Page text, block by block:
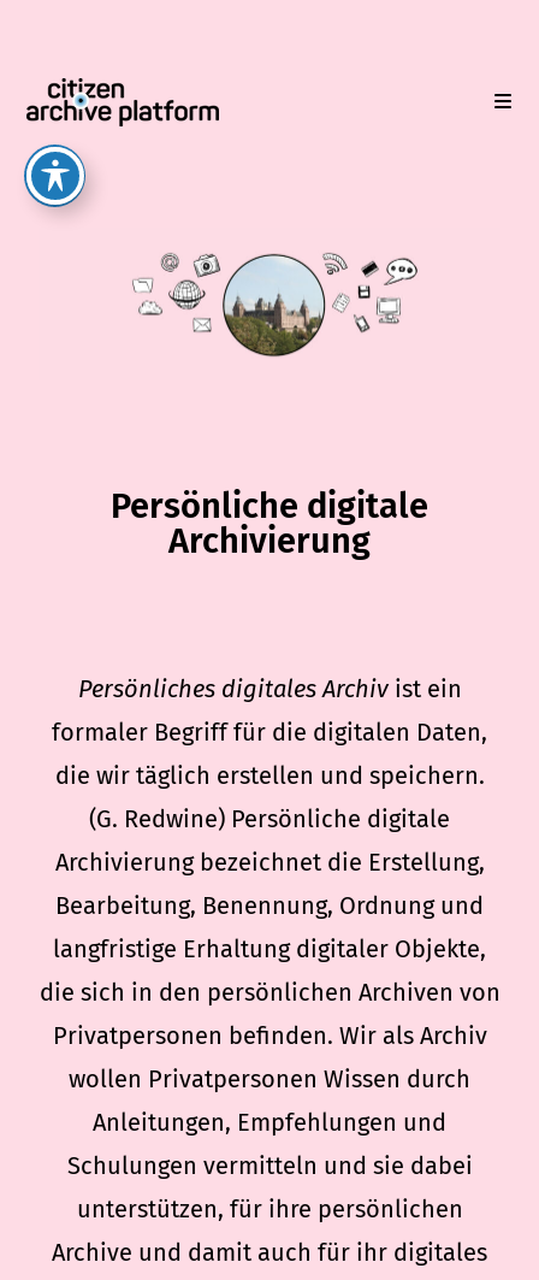
Persönliche digitale
Archivierung
Persönliches digitales Archivist ein
formaler Begriff für die digitalen Daten,
die wir täglich erstellen und speichern.
(G. Redwine) Persönliche digitale
Archivierung bezeichnet die Erstellung,
Bearbeitung, Benennung, Ordnung und
langfristige Erhaltung digitaler Objekte,
die sich in den persönlichen Archiven von
Privatpersonen befinden. Wir als Archiv
wollen Privatpersonen Wissen durch
Anleitungen, Empfehlungen und
Schulungen vermitteln und sie dabei
unterstützen, für ihre persönlichen
Archive und damit auch für ihr digitales